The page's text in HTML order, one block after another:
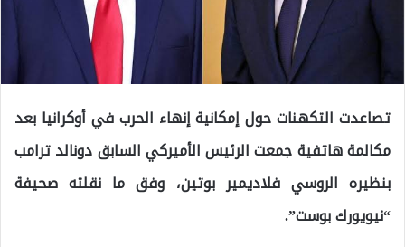
تصاعدت التكهنات حول إمكانية إنهاء الحرب في أوكرانيا بعد
مكالمة هاتفية جمعت الرئيس الأميركي السابق دونالد ترامب
بنظيره الروسي فلاديمير بوتين، وفق ما نقلته صحيفة
“نيويورك بوست”.